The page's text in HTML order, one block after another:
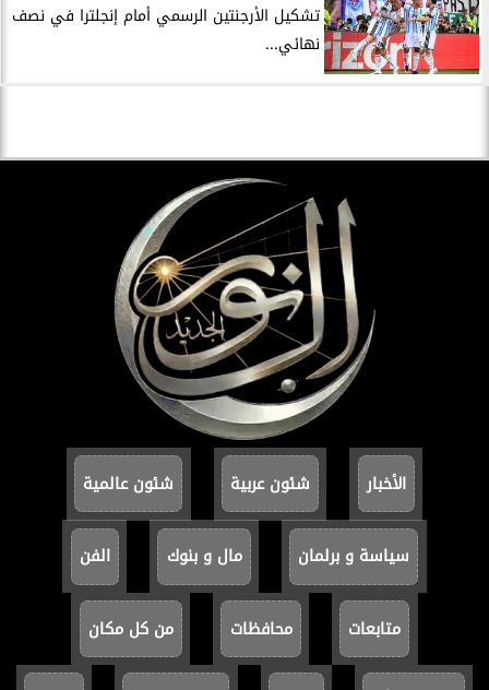
تشكيل الأرجنتين الرسمي أمام إنجلترا في نصف
نهائي...
الأخبار شئون عربية شئون عالمية
سياسة و برلمان مال و بنوك الفن
متابعات محافظات من كل مكان